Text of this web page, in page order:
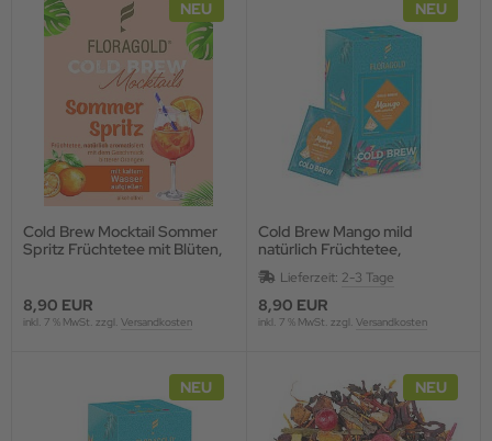
NEU
Cold Brew Mocktail Sommer
Spritz Früchtetee mit Blüten,
8,90 EUR
inkl. 7 % MwSt. zzgl. Versandkosten
NEU
Cold Brew Mango mild
natürlich Früchtetee,
aromatisiert Pyramidenbeutel
Lieferzeit: 2-3 Tage
8,90 EUR
inkl. 7 % MwSt. zzgl. Versandkosten
NEU NEU